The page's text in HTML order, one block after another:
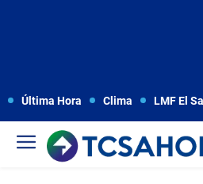
Última Hora Clima LMF El